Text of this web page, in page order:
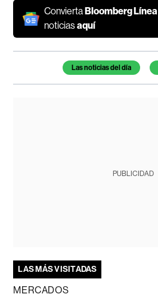
Convierta Bloomberg Línea
noticiasaquí
Temas de este artículo
Las noticias del día
PUBLICIDAD
LAS MÁS VISITADAS
MERCADOS